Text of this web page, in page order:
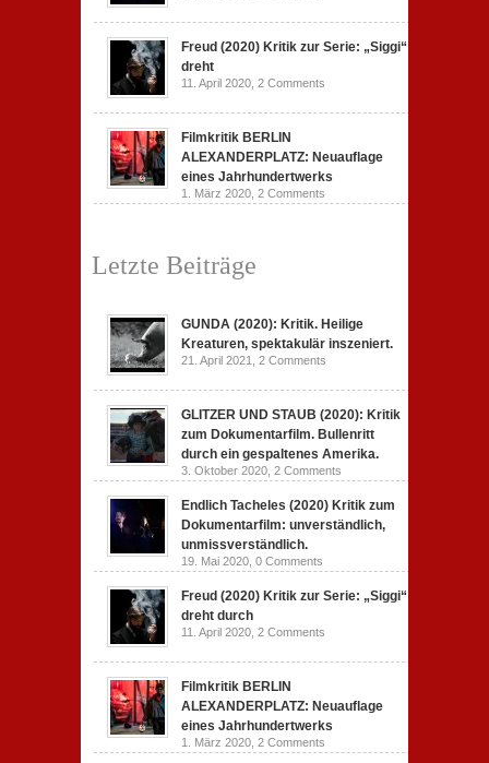
Freud (2020) Kritik zur Serie: „Siggi“
dreht
11. April 2020, 2 Comments
Filmkritik BERLIN
ALEXANDERPLATZ: Neuauflage
eines Jahrhundertwerks
1. März 2020, 2 Comments
Letzte Beiträge
GUNDA (2020): Kritik. Heilige
Kreaturen, spektakulär inszeniert.
21. April 2021, 2 Comments
GLITZER UND STAUB (2020): Kritik
zum Dokumentarfilm. Bullenritt
durch ein gespaltenes Amerika.
3. Oktober 2020, 2 Comments
Endlich Tacheles (2020) Kritik zum
Dokumentarfilm: unverständlich,
unmissverständlich.
19. Mai 2020, 0 Comments
Freud (2020) Kritik zur Serie: „Siggi“
dreht durch
11. April 2020, 2 Comments
Filmkritik BERLIN
ALEXANDERPLATZ: Neuauflage
eines Jahrhundertwerks
1. März 2020, 2 Comments